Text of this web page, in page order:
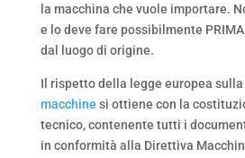
la macchina che vuole importare.
e lo deve fare possibilmente
dal luogo di origine.
Il rispetto della legge europea sulla
macchine si ottiene con la
tecnico, contenente tutti i
in conformità alla Direttiva